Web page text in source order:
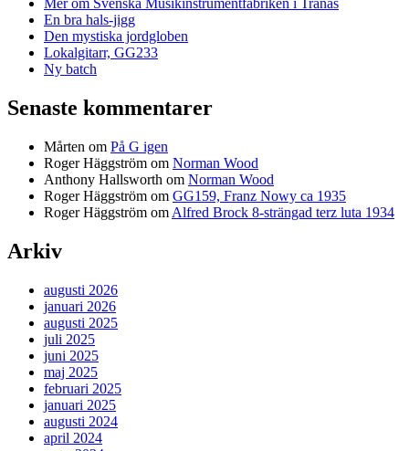
Mer om Svenska Musikinstrumentfabriken i Tranås
En bra hals-jigg
Den mystiska jordgloben
Lokalgitarr, GG233
Ny batch
Senaste kommentarer
Mårten om På G igen
Roger Häggström om Norman Wood
Anthony Hallsworth om Norman Wood
Roger Häggström om GG159, Franz Nowy ca 1935
Roger Häggström om Alfred Brock 8-strängad terz luta 1934
Arkiv
augusti 2026
januari 2026
augusti 2025
juli 2025
juni 2025
maj 2025
februari 2025
januari 2025
augusti 2024
april 2024